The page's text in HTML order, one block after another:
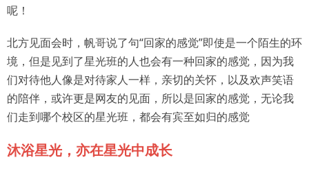
呢！
北方见面会时，帆哥说了句“回家的感觉”即使是一个陌生的环
境，但是见到了星光班的人也会有一种回家的感觉，因为我
们对待他人像是对待家人一样，亲切的关怀，以及欢声笑语
的陪伴，或许更是网友的见面，所以是回家的感觉，无论我
们走到哪个校区的星光班，都会有宾至如归的感觉
沐浴星光，亦在星光中成长